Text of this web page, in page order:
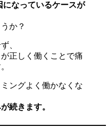
になっているケースが
か？
、
正しく働くことで痛
ングよく働かなくな
続きます。